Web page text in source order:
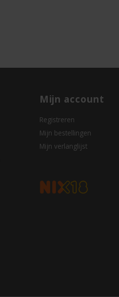
Mijn account
Registreren
Mijn bestellingen
Mijn verlanglijst